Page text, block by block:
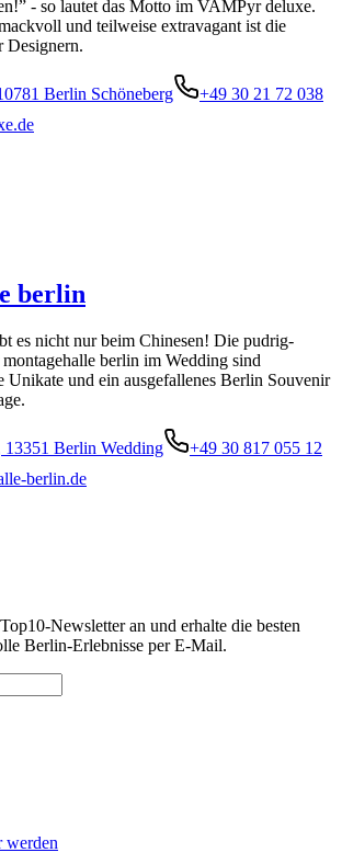
- so lautet das Motto im VAMPyr deluxe.
und teilweise extravagant ist die
Designern.
Berlin Schöneberg
+49 30 21 72 038
berlin
es nicht nur beim Chinesen! Die pudrig-
berlin im Wedding sind
Unikate und ein ausgefallenes Berlin Souvenir
13351 Berlin Wedding
+49 30 817 055 12
berlin.de
Newsletter an und erhalte die besten
Berlin-Erlebnisse per E-Mail.
werden